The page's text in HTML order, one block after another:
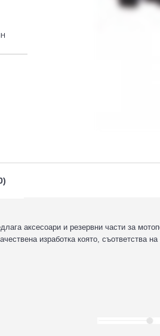
аксесоари и резервни части за
изработка която, съответства